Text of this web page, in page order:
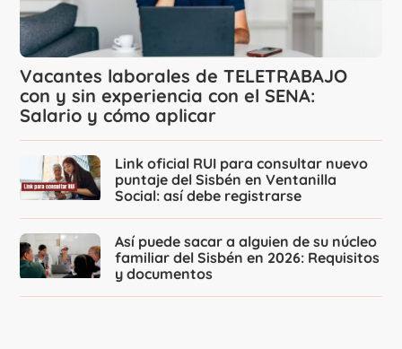
Vacantes laborales de TELETRABAJO
con y sin experiencia con el SENA:
Salario y cómo aplicar
Link oficial RUI para consultar nuevo
puntaje del Sisbén en Ventanilla
Social: así debe registrarse
Así puede sacar a alguien de su núcleo
familiar del Sisbén en 2026: Requisitos
y documentos